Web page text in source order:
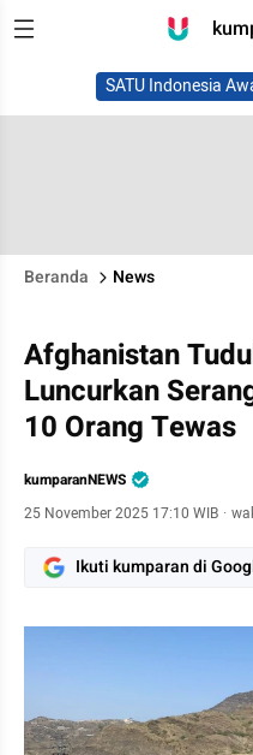
SATU Indonesia
Beranda News
Afghanistan
Luncurkan
10 Orang Tewas
kumparanNEWS
25 November 2025 17:10 WIB ·
Ikuti kumparan di